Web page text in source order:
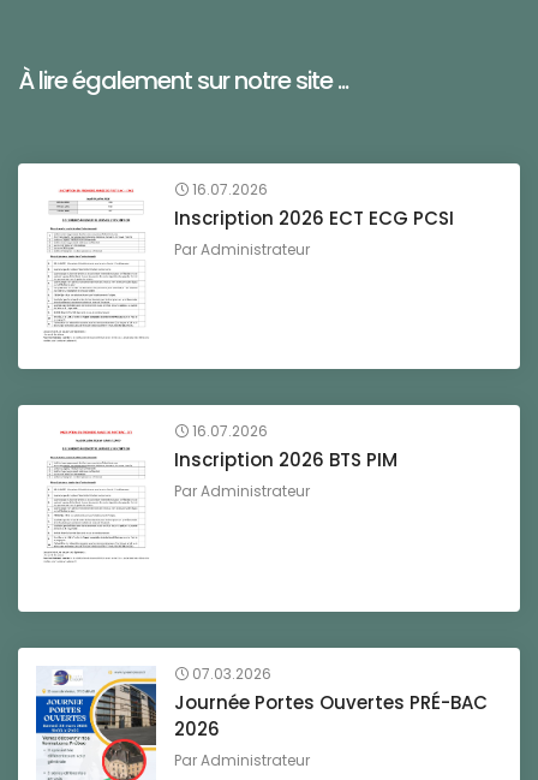
À lire également sur notre site ...
16.07.2026
Inscription 2026 ECT ECG PCSI
ParAdministrateur
16.07.2026
Inscription 2026 BTS PIM
ParAdministrateur
07.03.2026
Journée Portes Ouvertes PRÉ-BAC
2026
ParAdministrateur